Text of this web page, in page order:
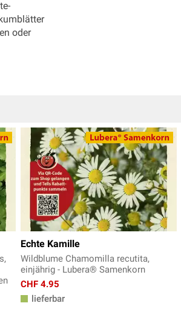
oder
Echte Kamille
Wildblume Chamomilla recutita,
einjährig - Lubera® Samenkorn
CHF 4.95
lieferbar